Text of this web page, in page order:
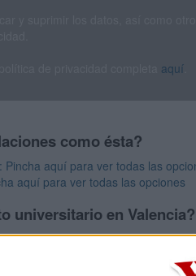
aquí
como ésta?
aquí para ver todas las
aquí para ver todas las opciones
universitario en Valencia?
y colegios mayores en Valencia